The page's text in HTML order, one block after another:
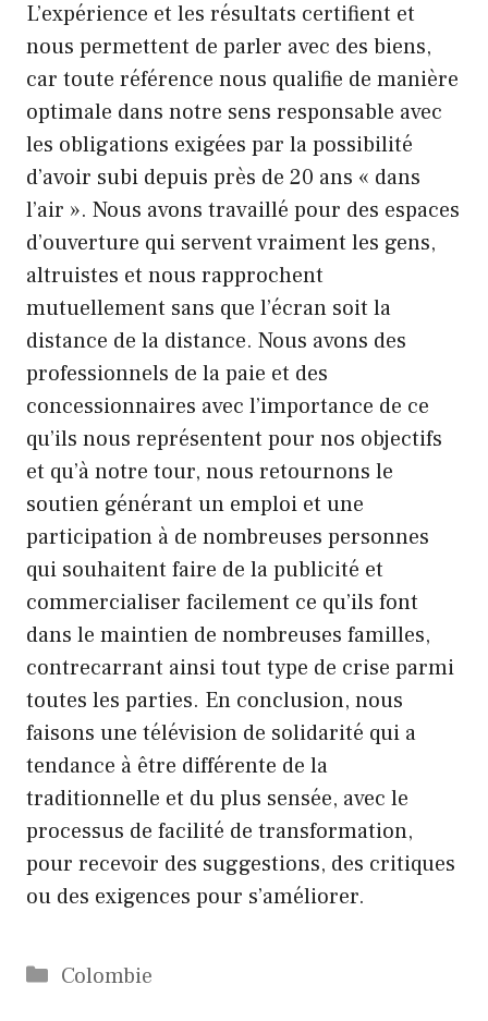
L’expérience et les résultats certifient et
nous permettent de parler avec des biens,
car toute référence nous qualifie de manière
optimale dans notre sens responsable avec
les obligations exigées par la possibilité
d’avoir subi depuis près de 20 ans « dans
l’air ». Nous avons travaillé pour des espaces
d’ouverture qui servent vraiment les gens,
altruistes et nous rapprochent
mutuellement sans que l’écran soit la
distance de la distance. Nous avons des
professionnels de la paie et des
concessionnaires avec l’importance de ce
qu’ils nous représentent pour nos objectifs
et qu’à notre tour, nous retournons le
soutien générant un emploi et une
participation à de nombreuses personnes
qui souhaitent faire de la publicité et
commercialiser facilement ce qu’ils font
dans le maintien de nombreuses familles,
contrecarrant ainsi tout type de crise parmi
toutes les parties. En conclusion, nous
faisons une télévision de solidarité qui a
tendance à être différente de la
traditionnelle et du plus sensée, avec le
processus de facilité de transformation,
pour recevoir des suggestions, des critiques
ou des exigences pour s’améliorer.
Catégories
Colombie